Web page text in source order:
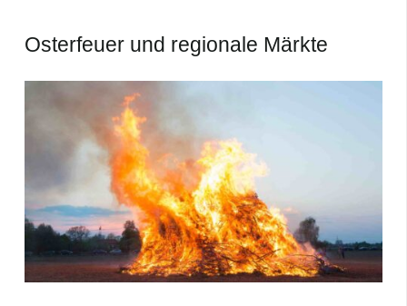
Osterfeuer und regionale Märkte